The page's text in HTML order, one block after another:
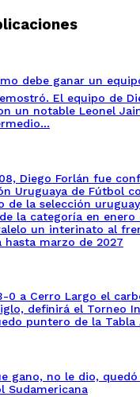
debe ganar un
El equipo de
un notable Leonel
Diego Forlán fue
Uruguaya de Fútbol
de la selección
la categoría en enero
un interinato al
hasta marzo de 2027
0 a Cerro Largo el
definirá el Torneo
puntero de la Tabla
gano, no le dio,
Sudamericana